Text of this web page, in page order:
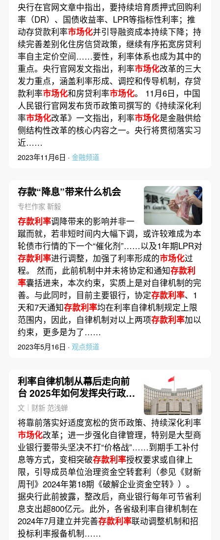
央行在官网文章中指出，要持续培育质押式回购利
率（DR）、国债收益率、LPR等指标性利率；推
动存贷款利率市场化并引导融资成本持续下降；持
续完善差别化住房信贷政策，继续有序拓宽房贷利
率自主定价空间……要性，利率体系也成为其中的
重点。央行官网发文指出，利率市场化改革的三大
发力重点，涵盖利率形成、调控和传导机制，存贷
款利率市场化和房贷利率市场化。 11月6日，中国
人民银行官网发布货币政策司撰写的《持续深化利
率市场化改革》一文指出，利率市场化是金融供给
侧结构性改革的核心内容之一。央行将贯彻落实习
近……
2023年11月6日 · 金融频道
存款“降息”带来什么机会
专栏作家 靳毅
存款利率调降带来的影响并非一
蹴而就，若非短时间内大幅下调，或许较难成为本
轮债市行情的下一个“催化剂”……以及1年期LPR对
存款利率进行调整，加强了利率形成的市场化过
程。 然而，此前机制中并未将协定和通知存款利
率囊括进来，本次约束，实质上是对自律机制的完
善。与此同时，目前主要银行，协定存款利率、1
天和7天通知存款利率均在利率自律机制规定上限
范围内，因此，自律机制对以上两项存款利率加以
约束，更多是为了……
2023年5月16日 · 观点频道
利率自律机制从幕后走向前
台 2025年如何发挥央行政策
助手职责？
文｜财新 范浅蝉
将靠前落实好适度宽松的货币政策、持续深化利率
市场化改革；进一步强化自律管理，特别是大型商
业银行要带头坚决不打“价格战”……到期手工补付
息等方式，变相突破存款利率授权要求或自律上
限，引导成员单位治理资金空转套利（参见《财新
周刊》2024年第18期《破解企业资金空转》）。
据央行此前披露，整改后，商业银行每年可节省利
息支出超800亿元。此外，各省级利率自律机制在
2024年7月建立并完善存款利率联动调整机制和招
投标利率报备机制……